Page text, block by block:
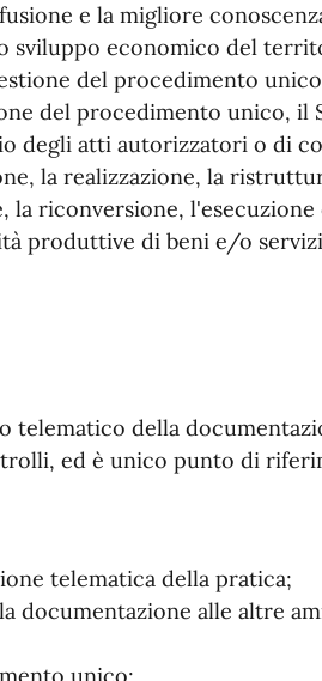
e la migliore
sviluppo economico del
del procedimento
del procedimento unico, il
degli atti autorizzatori o di
la realizzazione, la
la riconversione,
produttive di beni e/o
telematico della
ed è unico punto di
telematica della pratica;
documentazione alle altre